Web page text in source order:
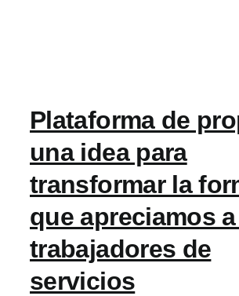
Plataforma de
una idea para
transformar la
que apreciamos
trabajadores de
servicios